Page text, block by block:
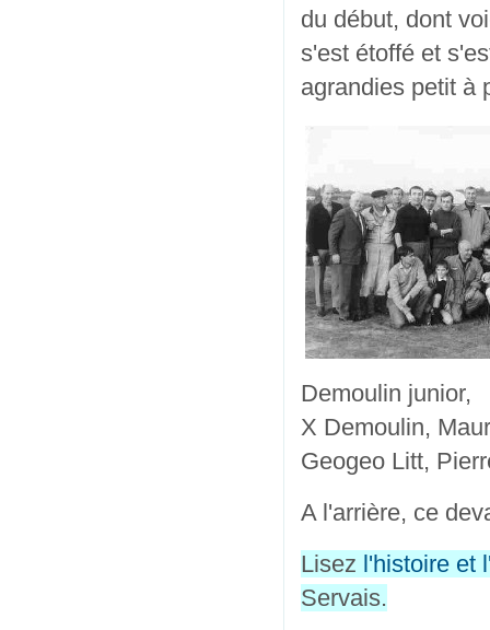
du début, dont
s'est étoffé et
agrandies petit à
Demoulin junior,
X Demoulin,
Geogeo Litt,
A l'arrière, ce
Lisez l'histoire et
Servais.